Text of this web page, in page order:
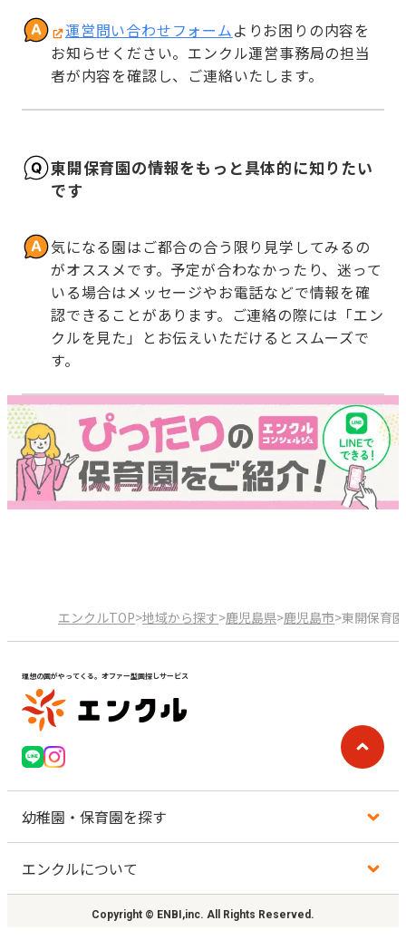
運営問い合わせフォームよりお困りの内容を
お知らせください。エンクル運営事務局の担当
者が内容を確認し、ご連絡いたします。
東開保育園の情報をもっと具体的に知りたい
です
気になる園はご都合の合う限り見学してみるの
がオススメです。予定が合わなかったり、迷って
いる場合はメッセージやお電話などで情報を確
認できることがあります。ご連絡の際には「エン
クルを見た」とお伝えいただけるとスムーズで
す。
エンクルTOP>地域から探す>鹿児島県>鹿児島市>東開保育園
理想の園がやってくる。オファー型園探しサービス
幼稚園・保育園を探す
エンクルについて
Copyright © ENBI,inc. All Rights Reserved.